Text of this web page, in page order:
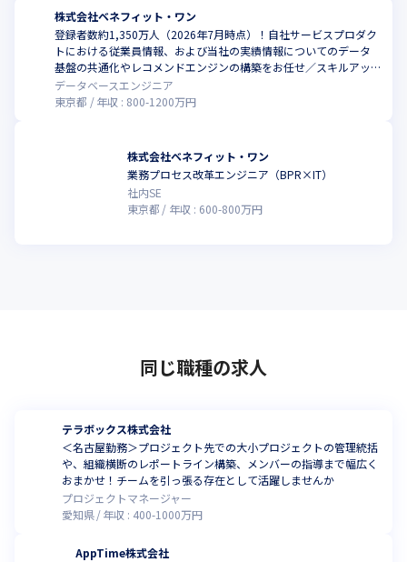
株式会社ベネフィット・ワン
登録者数約1,350万人（2026年7月時点）！自社サービスプロダク
トにおける従業員情報、および当社の実績情報についてのデータ
基盤の共通化やレコメンドエンジンの構築をお任せ／スキルアッ
プできる環境でお仕事しませんか？
データベースエンジニア
東京都
年収 : 800-1200万円
株式会社ベネフィット・ワン
業務プロセス改革エンジニア（BPR×IT）
社内SE
東京都
年収 : 600-800万円
同じ職種の求人
テラボックス株式会社
＜名古屋勤務＞プロジェクト先での大小プロジェクトの管理統括
や、組織横断のレポートライン構築、メンバーの指導まで幅広く
おまかせ！チームを引っ張る存在として活躍しませんか
プロジェクトマネージャー
愛知県
年収 : 400-1000万円
AppTime株式会社